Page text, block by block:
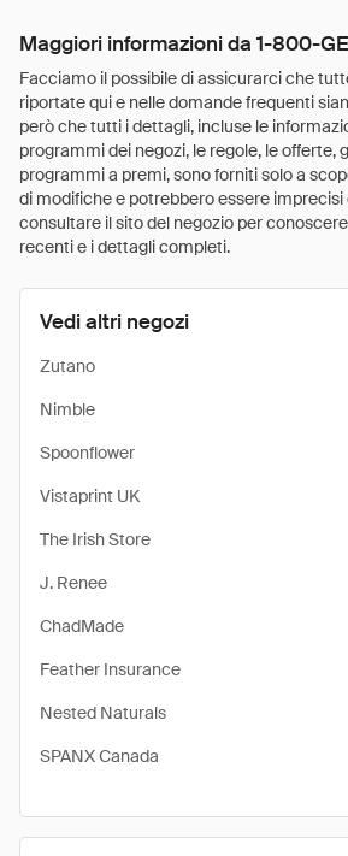
Maggiori informazioni da 1-800-
Facciamo il possibile di assicurarci che
riportate qui e nelle domande frequenti
però che tutti i dettagli, incluse le
programmi dei negozi, le regole, le offerte,
programmi a premi, sono forniti solo a
di modifiche e potrebbero essere imprecisi
consultare il sito del negozio per
recenti e i dettagli completi.
Vedi altri negozi
Zutano
Nimble
Spoonflower
Vistaprint UK
The Irish Store
J. Renee
ChadMade
Feather Insurance
Nested Naturals
SPANX Canada